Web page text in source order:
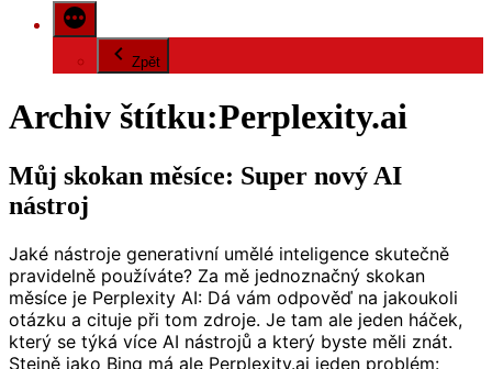
Zpět
Archiv štítku:Perplexity.ai
Můj skokan měsíce: Super nový AI
nástroj
Jaké nástroje generativní umělé inteligence skutečně
pravidelně používáte? Za mě jednoznačný skokan
měsíce je Perplexity AI: Dá vám odpověď na jakoukoli
otázku a cituje při tom zdroje. Je tam ale jeden háček,
který se týká více AI nástrojů a který byste měli znát.
Stejně jako Bing má ale Perplexity.ai jeden problém: